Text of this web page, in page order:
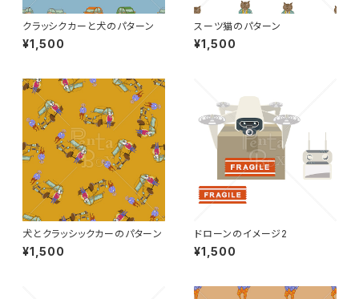
クラッシクカーと犬のパターン
¥1,500
スーツ猫のパターン
¥1,500
犬とクラッシックカーのパターン
¥1,500
ドローンのイメージ2
¥1,500